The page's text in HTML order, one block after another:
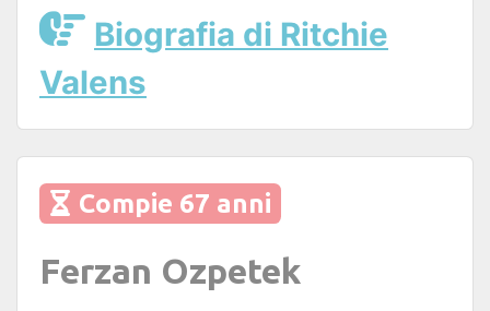
Biografia di Ritchie
Valens
Compie 67 anni
Ferzan Ozpetek